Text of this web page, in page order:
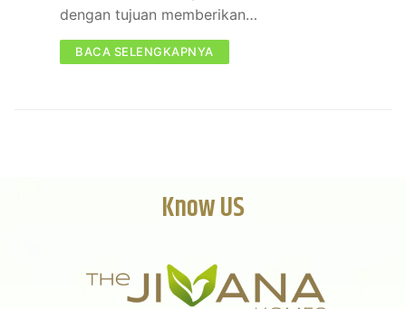
dengan tujuan memberikan…
BACA SELENGKAPNYA
Know US